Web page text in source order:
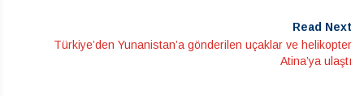
Read Next
Türkiye’den Yunanistan’a gönderilen uçaklar ve helikopter
Atina’ya ulaştı